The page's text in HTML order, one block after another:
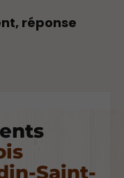
réponse
Saint-